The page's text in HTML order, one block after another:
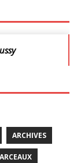
ARCHIVES